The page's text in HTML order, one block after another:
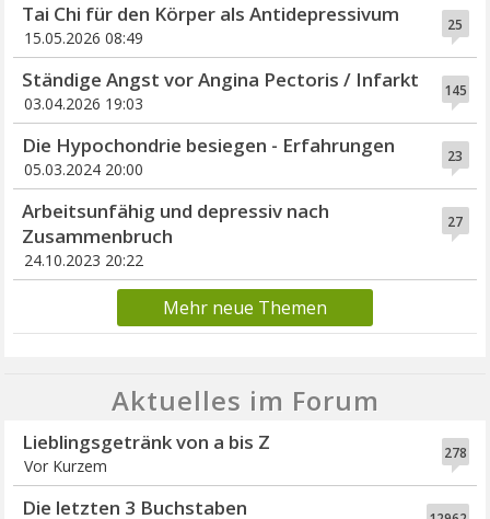
25
Tai Chi für den Körper als Antidepressivum
15.05.2026 08:49
145
Ständige Angst vor Angina Pectoris / Infarkt
03.04.2026 19:03
23
Die Hypochondrie besiegen - Erfahrungen
05.03.2024 20:00
27
Arbeitsunfähig und depressiv nach
Zusammenbruch
24.10.2023 20:22
Mehr neue Themen
Aktuelles im Forum
278
Lieblingsgetränk von a bis Z
Vor Kurzem
Die letzten 3 Buchstaben